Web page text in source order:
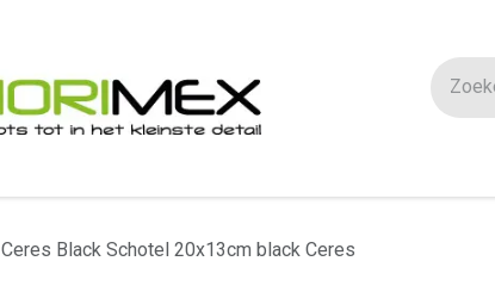
Ceres Black Schotel 20x13cm black Ceres